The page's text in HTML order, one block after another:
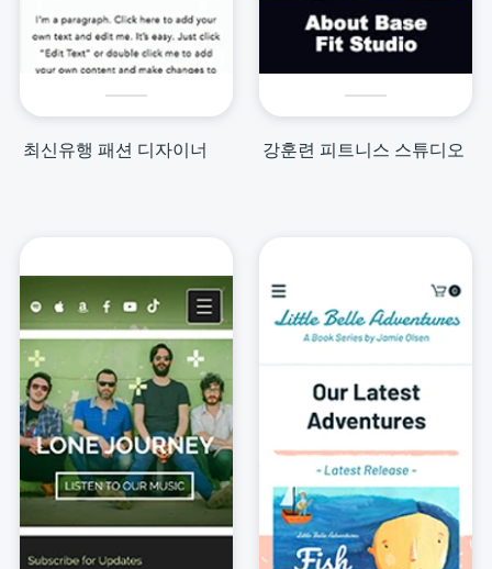
최신유행 패션 디자이너 강훈련 피트니스 스튜디오